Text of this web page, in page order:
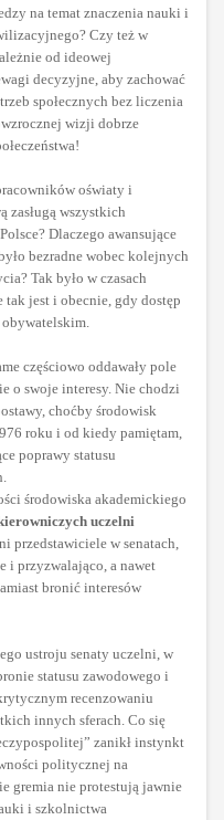
na temat znaczenia nauki i
Czy też w
od ideowej
decyzyjne, aby zachować
społecznych bez liczenia
wizji dobrze
oświaty i
zasługą wszystkich
Dlaczego awansujące
bezradne wobec kolejnych
Tak było w czasach
tak jest i obecnie, gdy dostęp
częściowo oddawały pole
o swoje interesy. Nie chodzi
choćby środowisk
roku i od kiedy pamiętam,
poprawy statusu
środowiska akademickiego
uczelni
przedstawiciele w senatach,
i przyzwalająco, a nawet
bronić interesów
ustroju senaty uczelni, w
statusu zawodowego i
recenzowaniu
innych sferach. Co się
zanikł instynkt
politycznej na
gremia nie protestują jawnie
i szkolnictwa